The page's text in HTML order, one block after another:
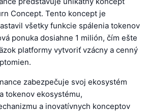
Concept. Tento koncept je
všetky funkcie spálenia tokenov
ponuka dosiahne 1 milión, čím ešte
platformy vytvoriť vzácny a cenný
zabezpečuje svoj ekosystém
tokenov ekosystému,
a inovatívnych konceptov